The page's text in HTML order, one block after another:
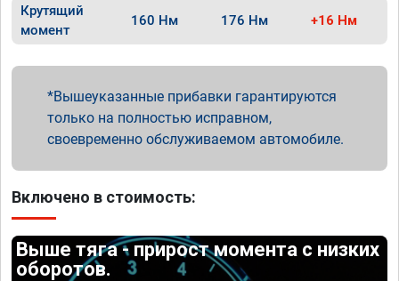
Крутящий
момент
160 Нм 176 Нм +16 Нм
Вышеуказанные прибавки гарантируются
только на полностью исправном,
своевременно обслуживаемом автомобиле.
Включено в стоимость:
Выше тяга - прирост момента с низких
оборотов.